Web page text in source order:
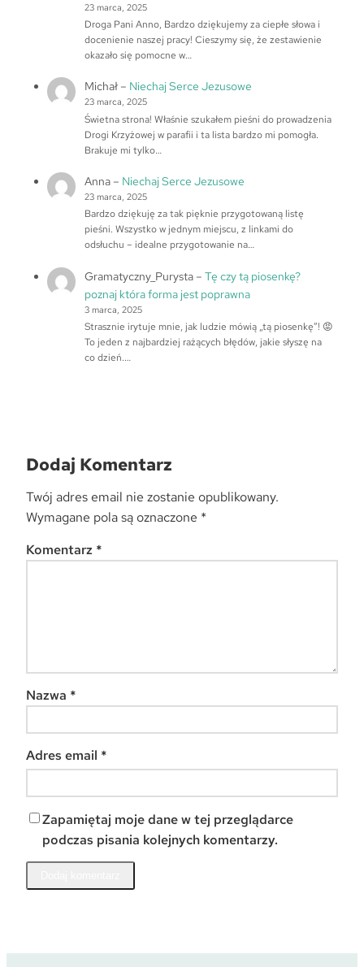
23 marca, 2025
Droga Pani Anno, Bardzo dziękujemy za ciepłe słowa i
docenienie naszej pracy! Cieszymy się, że zestawienie
okazało się pomocne w…
Michał– Niechaj Serce Jezusowe
23 marca, 2025
Świetna strona! Właśnie szukałem pieśni do prowadzenia
Drogi Krzyżowej w parafii i ta lista bardzo mi pomogła.
Brakuje mi tylko…
Anna– Niechaj Serce Jezusowe
23 marca, 2025
Bardzo dziękuję za tak pięknie przygotowaną listę
pieśni. Wszystko w jednym miejscu, z linkami do
odsłuchu – idealne przygotowanie na…
Gramatyczny_Purysta– Tę czy tą piosenkę?
poznaj która forma jest poprawna
3 marca, 2025
Strasznie irytuje mnie, jak ludzie mówią „tą piosenkę”! 😡
To jeden z najbardziej rażących błędów, jakie słyszę na
co dzień.…
Dodaj Komentarz
Twój adres email nie zostanie opublikowany.
Wymagane pola są oznaczone *
Komentarz *
Nazwa *
Adres email *
Zapamiętaj moje dane w tej przeglądarce
podczas pisania kolejnych komentarzy.